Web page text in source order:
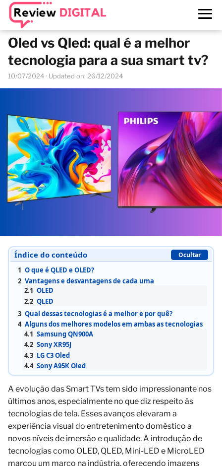
Oled vs Qled: qual é a melhor
tecnologia para a sua smart tv?
10/07/2024· Updated on: 26/12/2024
Índice do conteúdo Ocultar
1 O que é QLED e OLED?
2 Vantagens e desvantagens de cada uma
2.1 OLED
2.2 QLED
3 Qual dessas tecnologias é a melhor e por quê?
4 Alguns dos melhores modelos em ambas as tecnologias
4.1 Samsung QN900A
4.2 Sony XR95J
4.3 LG C3 Oled
4.4 Sony A95K Oled
A evolução das Smart TVs tem sido impressionante nos
últimos anos, especialmente no que diz respeito às
tecnologias de tela. Esses avanços elevaram a
experiência visual do entretenimento doméstico a
novos níveis de imersão e qualidade. A introdução de
tecnologias como OLED, QLED, Mini-LED e MicroLED
marcou um marco na indústria, oferecendo imagens